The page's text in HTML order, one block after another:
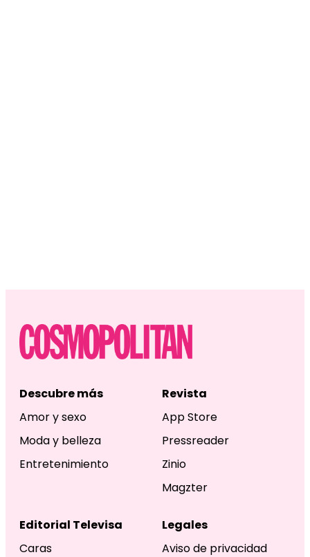
Descubre más
Amor y sexo
Moda y belleza
Entretenimiento
Revista
App Store
Pressreader
Zinio
Magzter
Editorial Televisa
Caras
Legales
Aviso de privacidad